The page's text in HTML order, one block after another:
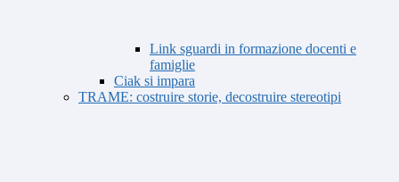
Link sguardi in formazione docenti e
famiglie
Ciak si impara
TRAME: costruire storie, decostruire stereotipi